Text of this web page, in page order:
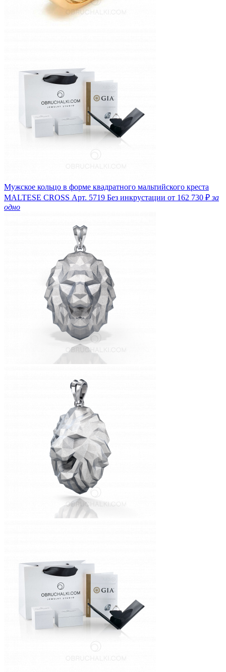
Мужское кольцо в форме квадратного мальтийского креста
MALTESE CROSS Арт. 5719 Без инкрустации от 162 730 ₽за
одно